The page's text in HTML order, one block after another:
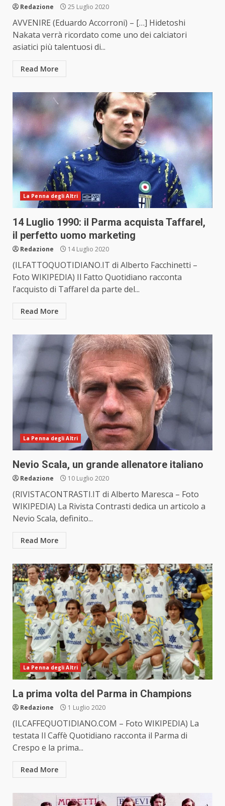
Redazione 25 Luglio 2020
AVVENIRE (Eduardo Accorroni) – […] Hidetoshi
Nakata verrà ricordato come uno dei calciatori
asiatici più talentuosi di...
Read More
La Penna degli Altri
14 Luglio 1990: il Parma acquista Taffarel,
il perfetto uomo marketing
Redazione 14 Luglio 2020
(ILFATTOQUOTIDIANO.IT di Alberto Facchinetti –
Foto WIKIPEDIA) Il Fatto Quotidiano racconta
l’acquisto di Taffarel da parte del...
Read More
La Penna degli Altri
Nevio Scala, un grande allenatore italiano
Redazione 10 Luglio 2020
(RIVISTACONTRASTI.IT di Alberto Maresca – Foto
WIKIPEDIA) La Rivista Contrasti dedica un articolo a
Nevio Scala, definito...
Read More
La Penna degli Altri
La prima volta del Parma in Champions
Redazione 1 Luglio 2020
(ILCAFFEQUOTIDIANO.COM – Foto WIKIPEDIA) La
testata Il Caffè Quotidiano racconta il Parma di
Crespo e la prima...
Read More